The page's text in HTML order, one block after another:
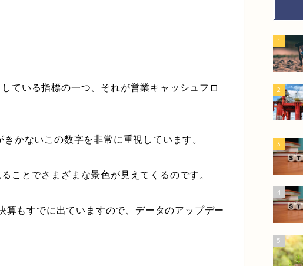
ている指標の一つ、それが営業キャッシュフロ
かないこの数字を非常に重視しています。
ことでさまざまな景色が見えてくるのです。
もすでに出ていますので、データのアップデー
1
2
3
4
5